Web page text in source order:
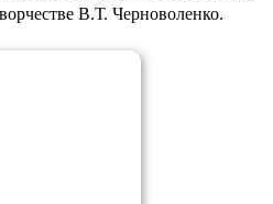
В.Т. Черноволенко.